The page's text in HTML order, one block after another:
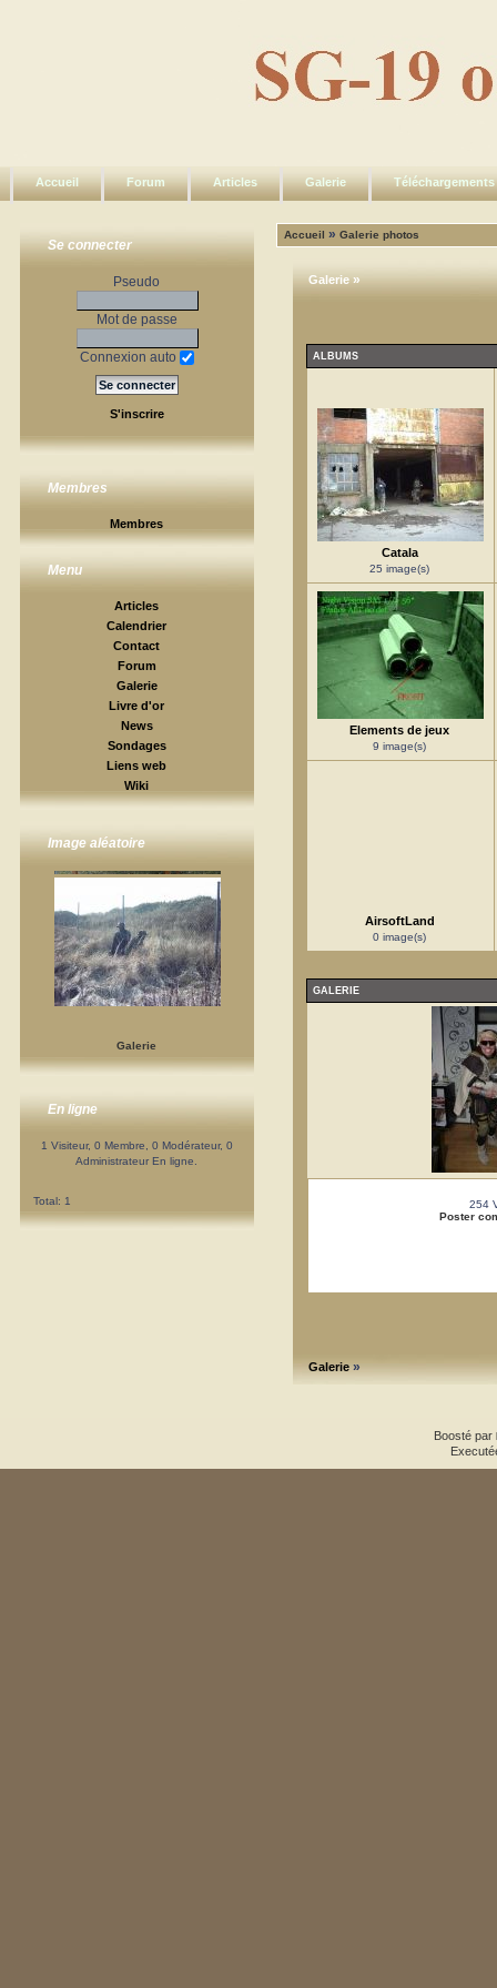
Accueil Forum Articles Galerie Téléchargements
Se connecter
Pseudo
Mot de passe
Connexion auto
S'inscrire
Membres
Membres
Menu
Articles
Calendrier
Contact
Forum
Galerie
Livre d'or
News
Sondages
Liens web
Wiki
Image aléatoire
Galerie
En ligne
1 Visiteur, 0 Membre, 0 Modérateur, 0
Administrateur En ligne.
Total: 1
Accueil »Galerie photos
Galerie »
ALBUMS
Catala
25 image(s)
Elements de jeux
9 image(s)
AirsoftLand
0 image(s)
GALERIE
254
Poster
Galerie»
Boosté par